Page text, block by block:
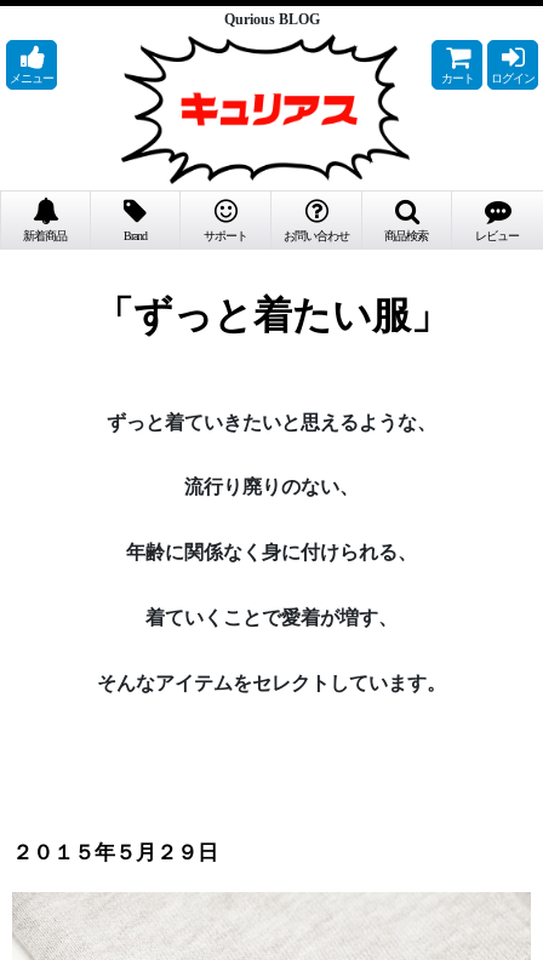
Qurious BLOG
「ずっと着たい服」
ずっと着ていきたいと思えるような、
流行り廃りのない、
年齢に関係なく身に付けられる、
着ていくことで愛着が増す、
そんなアイテムをセレクトしています。
メニュー カート ログイン
新着商品 Brand サポート お問い合わせ 商品検索 レビュー
２０１５年５月２９日